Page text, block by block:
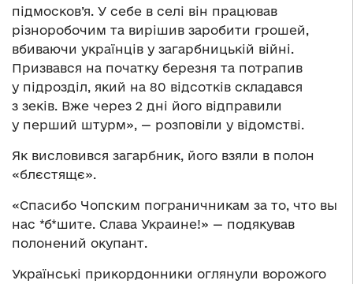
підмосков’я. У себе в селі він працював
різноробочим та вирішив заробити грошей,
вбиваючи українців у загарбницькій війні.
Призвався на початку березня та потрапив
у підрозділ, який на 80 відсотків складався
з зеків. Вже через 2 дні його відправили
у перший штурм», — розповіли у відомстві.
Як висловився загарбник, його взяли в полон
«блєстящє».
«Спасибо Чопским пограничникам за то, что вы
нас *б*шите. Слава Украине!» — подякував
полонений окупант.
Українські прикордонники оглянули ворожого